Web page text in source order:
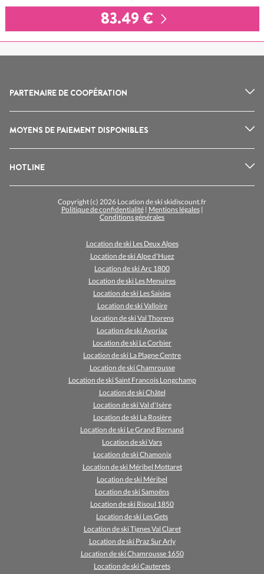
83.49 €
PARTENAIRE DE COOPÉRATION
MOYENS DE PAIEMENT DISPONIBLES
HOTLINE
Copyright (c) 2026 Location de ski skidiscount.fr
Politique de confidentialité| Mentions légales|
Conditions générales
Location de ski Les Deux Alpes
Location de ski Alpe d'Huez
Location de ski Arc 1800
Location de ski Les Menuires
Location de ski Les Saisies
Location de ski Valloire
Location de ski Val Thorens
Location de ski Avoriaz
Location de ski Le Corbier
Location de ski La Plagne Centre
Location de ski Chamrousse
Location de ski Saint Francois Longchamp
Location de ski Châtel
Location de ski Val d'Isère
Location de ski La Rosière
Location de ski Le Grand Bornand
Location de ski Vars
Location de ski Chamonix
Location de ski Méribel Mottaret
Location de ski Méribel
Location de ski Samoëns
Location de ski Risoul 1850
Location de ski Les Gets
Location de ski Tignes Val Claret
Location de ski Praz Sur Arly
Location de ski Chamrousse 1650
Location de ski Cauterets